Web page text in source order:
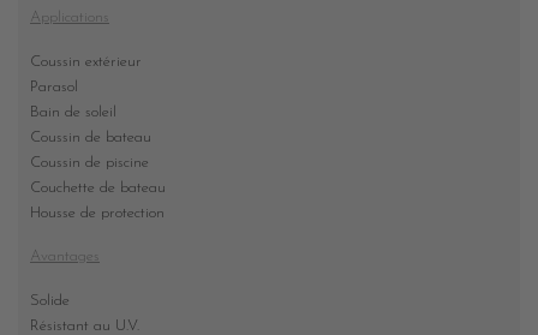
Applications
Coussin extérieur
Parasol
Bain de soleil
Coussin de bateau
Coussin de piscine
Couchette de bateau
Housse de protection
Avantages
Solide
Résistant au U.V.